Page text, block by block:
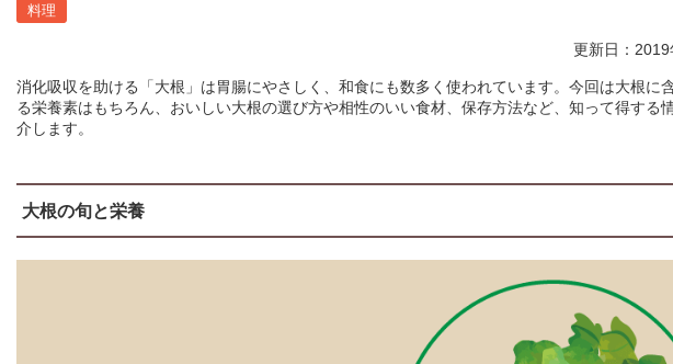
料理
更新日：
消化吸収を助ける「大根」は胃腸にやさしく、和食にも数多く使われています。今回は大根に
る栄養素はもちろん、おいしい大根の選び方や相性のいい食材、保存方法など、知って得する
介します。
大根の旬と栄養